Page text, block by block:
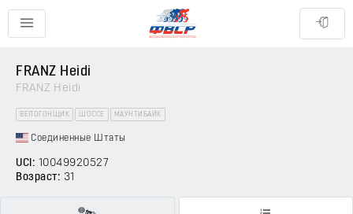
FRANZ Heidi
FRANZ Heidi
ВЕЛОГОНЩИК ШОССЕ МАУНТИБАЙК
Соединенные Штаты
UCI: 10049920527
Возраст: 31